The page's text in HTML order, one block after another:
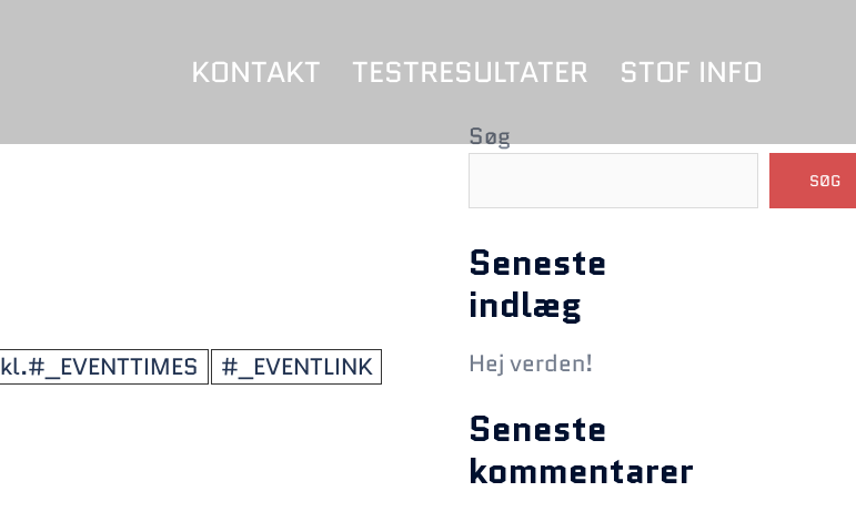
KONTAKT TESTRESULTATER STOF INFO
kl.#_EVENTTIMES #_EVENTLINK
Søg
SØG
Seneste
indlæg
Hej verden!
Seneste
kommentarer